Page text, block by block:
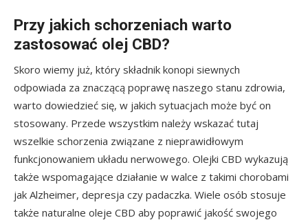
Przy jakich schorzeniach warto
zastosować olej CBD?
Skoro wiemy już, który składnik konopi siewnych
odpowiada za znaczącą poprawę naszego stanu zdrowia,
warto dowiedzieć się, w jakich sytuacjach może być on
stosowany. Przede wszystkim należy wskazać tutaj
wszelkie schorzenia związane z nieprawidłowym
funkcjonowaniem układu nerwowego. Olejki CBD wykazują
także wspomagające działanie w walce z takimi chorobami
jak Alzheimer, depresja czy padaczka. Wiele osób stosuje
także naturalne oleje CBD aby poprawić jakość swojego